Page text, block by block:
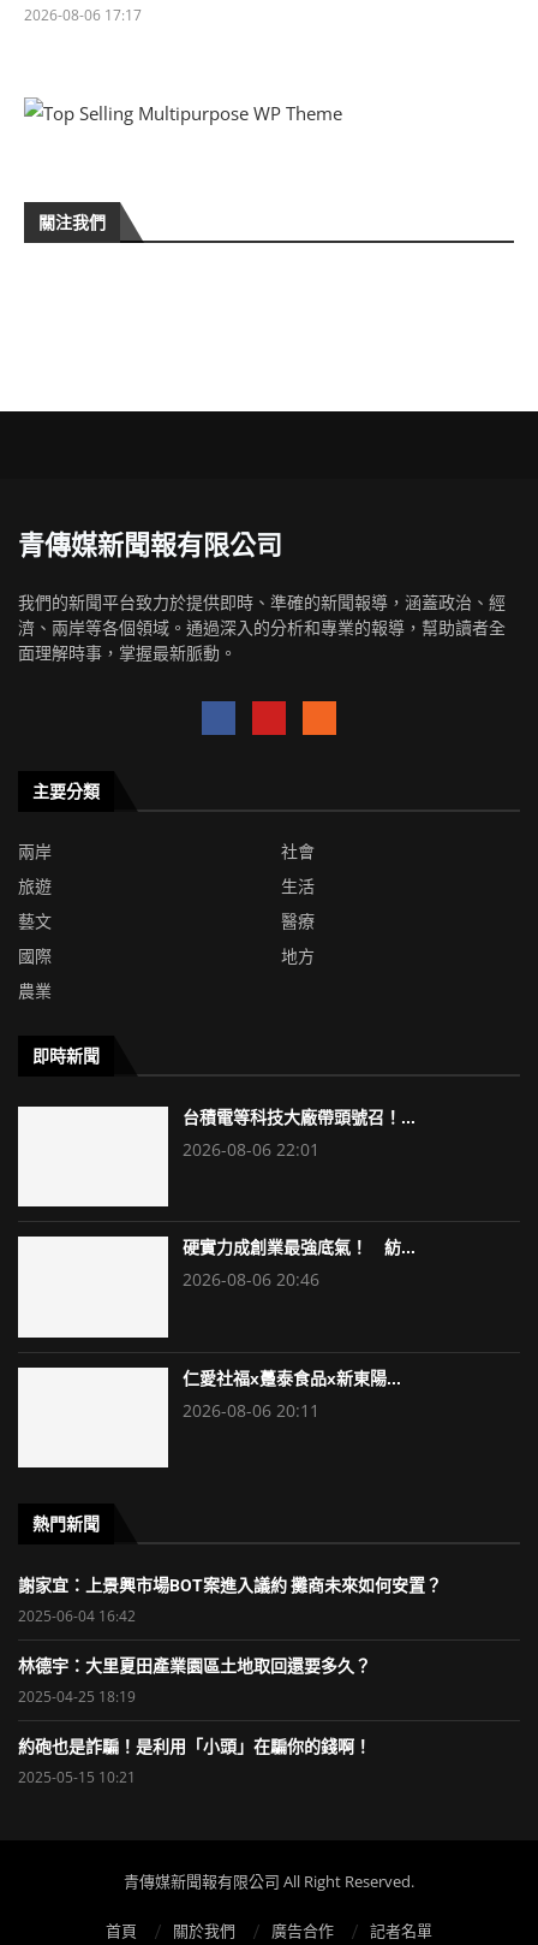
2026-08-06 17:17
關注我們
青傳媒新聞報有限公司
我們的新聞平台致力於提供即時、準確的新聞報導，涵蓋政治、經
濟、兩岸等各個領域。通過深入的分析和專業的報導，幫助讀者全
面理解時事，掌握最新脈動。
主要分類
兩岸
社會
旅遊
生活
藝文
醫療
國際
地方
農業
即時新聞
台積電等科技大廠帶頭號召！...
2026-08-06 22:01
硬實力成創業最強底氣！ 紡...
2026-08-06 20:46
仁愛社福x躉泰食品x新東陽...
2026-08-06 20:11
熱門新聞
謝家宜：上景興市場BOT案進入議約 攤商未來如何安置？
2025-06-04 16:42
林德宇：大里夏田產業園區土地取回還要多久？
2025-04-25 18:19
約砲也是詐騙！是利用「小頭」在騙你的錢啊！
2025-05-15 10:21
青傳媒新聞報有限公司 All Right Reserved.
首頁 關於我們 廣告合作 記者名單